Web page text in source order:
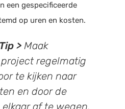
een gespecificeerde
op uren en kosten.
> Maak
regelmatig
te kijken naar
en door de
af te wegen.